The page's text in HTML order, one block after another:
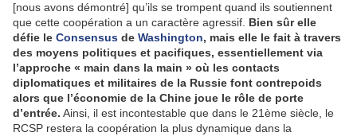
[nous avons démontré] qu’ils se trompent quand ils soutiennent
que cette coopération a un caractère agressif. Bien sûr elle
défie le Consensus de Washington, mais elle le fait à travers
des moyens politiques et pacifiques, essentiellement via
l’approche « main dans la main » où les contacts
diplomatiques et militaires de la Russie font contrepoids
alors que l’économie de la Chine joue le rôle de porte
d’entrée. Ainsi, il est incontestable que dans le 21ème siècle, le
RCSP restera la coopération la plus dynamique dans la